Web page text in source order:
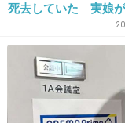
2012/12/13(木) 22:20:05
年がバレるけ
死去していた 実娘
「毒母」の素顔と空